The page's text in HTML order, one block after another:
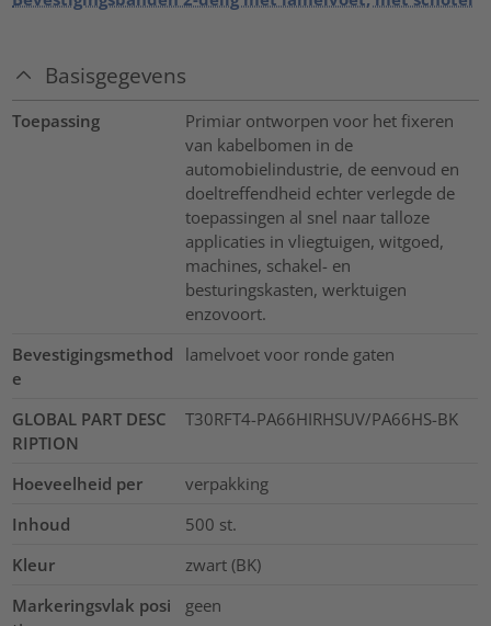
Basisgegevens
Toepassing
Primiar ontworpen voor het fixeren
van kabelbomen in de
automobielindustrie, de eenvoud en
doeltreffendheid echter verlegde de
toepassingen al snel naar talloze
applicaties in vliegtuigen, witgoed,
machines, schakel- en
besturingskasten, werktuigen
enzovoort.
Bevestigingsmethod
e
lamelvoet voor ronde gaten
GLOBAL PART DESC
RIPTION
T30RFT4-PA66HIRHSUV/PA66HS-BK
Hoeveelheid per
verpakking
Inhoud
500 st.
Kleur
zwart (BK)
Markeringsvlak posi
geen